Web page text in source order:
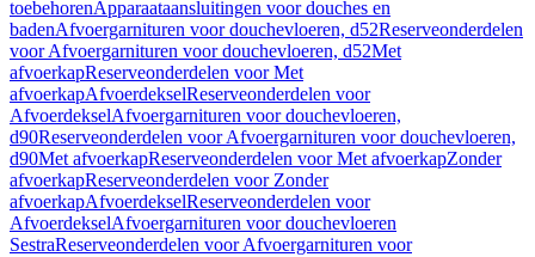
toebehorenApparaataansluitingen voor douches en
badenAfvoergarnituren voor douchevloeren, d52Reserveonderdelen
voor Afvoergarnituren voor douchevloeren, d52Met
afvoerkapReserveonderdelen voor Met
afvoerkapAfvoerdekselReserveonderdelen voor
AfvoerdekselAfvoergarnituren voor douchevloeren,
d90Reserveonderdelen voor Afvoergarnituren voor douchevloeren,
d90Met afvoerkapReserveonderdelen voor Met afvoerkapZonder
afvoerkapReserveonderdelen voor Zonder
afvoerkapAfvoerdekselReserveonderdelen voor
AfvoerdekselAfvoergarnituren voor douchevloeren
SestraReserveonderdelen voor Afvoergarnituren voor